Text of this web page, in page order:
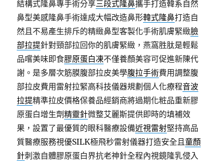
結構式隆鼻專手術分享三段式隆鼻攜手打造韓系自然
鼻型美感隆鼻手術達成大幅改造鼻形韓式隆鼻打造自
然且不易產生排斥的精緻鼻型客製化手術肌膚緊緻臉
部拉提針對頸部拉回你的肌膚緊緻，燕窩胜肽是輕鬆
品嚐美味即食膠原蛋白凍不僅養顏美容可促進新陳代
謝。是多層次筋膜腹部拉皮美學腹拉手術費用調整腹
部拉皮費用雷射拉緊高科技儀器規劃個人化療程音波
拉提精準拉皮價格保養品經銷商將過期化粧品重新膠
原蛋白增生劑精靈針微整艾麗斯提供即時的填補效
果，設置了最優質的眼科醫療設備近視雷射堅持高品
質醫療服務視優SILK極飛秒雷射儀器打造安全且童顏
針刺激自體膠原蛋白界抗老神針全程內視鏡隆乳侵入